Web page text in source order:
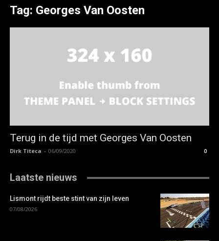
Tag: Georges Van Oosten
Terug in de tijd met Georges Van Oosten
Dirk Titeca - 06/09/2020 0
Laatste nieuws
Lismont rijdt beste stint van zijn leven
07/08/2026